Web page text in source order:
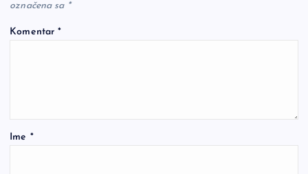
označena sa *
Komentar*
Ime *